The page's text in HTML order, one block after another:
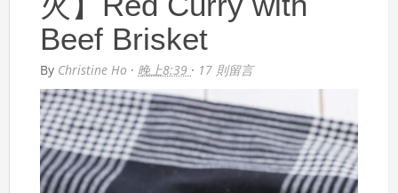
Beef Brisket
By Christine Ho · 晚上8:39 · 17 則留言